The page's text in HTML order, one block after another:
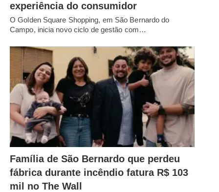
experiência do consumidor
O Golden Square Shopping, em São Bernardo do
Campo, inicia novo ciclo de gestão com…
Família de São Bernardo que perdeu
fábrica durante incêndio fatura R$ 103
mil no The Wall